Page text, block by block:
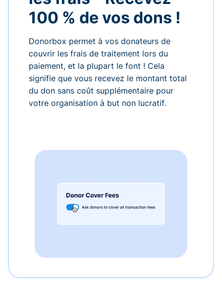
100 % de vos dons !
Donorbox permet à vos donateurs de
couvrir les frais de traitement lors du
paiement, et la plupart le font ! Cela
signifie que vous recevez le montant total
du don sans coût supplémentaire pour
votre organisation à but non lucratif.